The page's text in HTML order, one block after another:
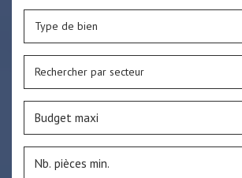
Type de bien
Rechercher par secteur